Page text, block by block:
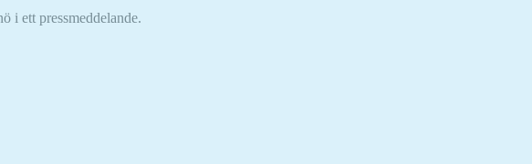
i ett pressmeddelande.